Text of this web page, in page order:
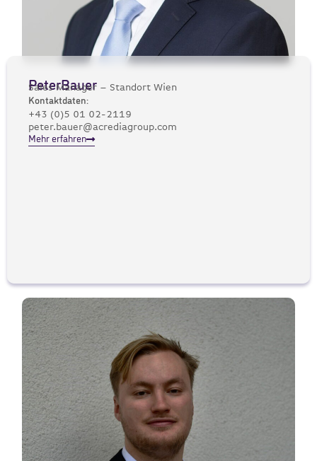
PeterBauer
Sales Manager – Standort Wien
Kontaktdaten:
+43 (0)5 01 02-2119
peter.bauer@acrediagroup.com
Mehr erfahren